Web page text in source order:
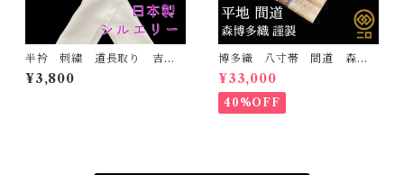
半衿 刺繍 道長取り 吉祥
紋 金 白地 シルエリー
新合繊 日本製 刺繍衿 和
¥3,800
博多織 八寸帯 間道 森博
多織 正絹 日本製 未仕立
て 名古屋帯
¥33,000
40%OFF